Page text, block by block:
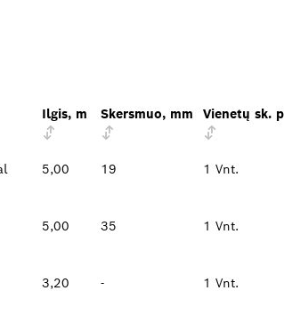
Ilgis, m Skersmuo, mm Vienetų sk.
5,00 19 1 Vnt.
5,00 35 1 Vnt.
3,20 - 1 Vnt.